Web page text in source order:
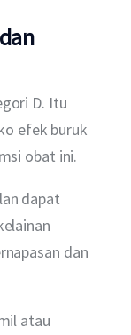
D. Itu
efek buruk
obat ini.
dapat
dan
atau